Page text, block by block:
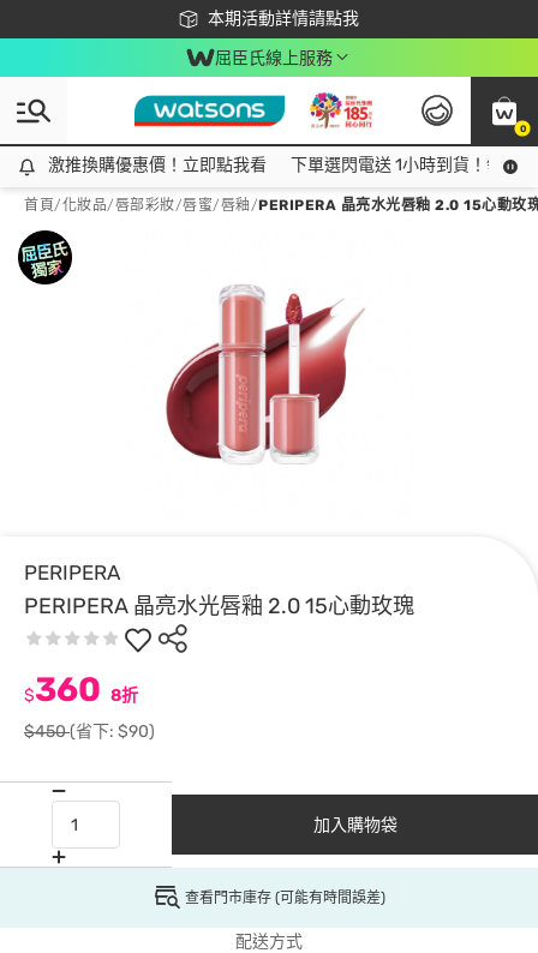
本期活動詳情請點我
下載app最高回饋$350
屈臣氏線上服務
0
激推換購優惠價！立即點我看
激推換購優惠價！立即點我看 下單選閃電送 1小時到貨！領神
首頁/化妝品/唇部彩妝/唇蜜/唇釉/PERIPERA 晶亮水光唇釉 2.0 15心動玫
PERIPERA
PERIPERA 晶亮水光唇釉 2.0 15心動玫瑰
$360 8折
$450(省下: $90)
加入購物袋
查看門市庫存 (可能有時間誤差)
配送方式